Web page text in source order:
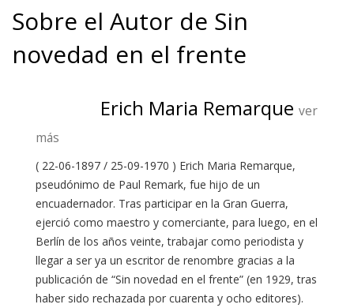
Sobre el Autor de Sin
novedad en el frente
Erich Maria Remarque ver
más
( 22-06-1897 / 25-09-1970 ) Erich Maria Remarque,
pseudónimo de Paul Remark, fue hijo de un
encuadernador. Tras participar en la Gran Guerra,
ejerció como maestro y comerciante, para luego, en el
Berlín de los años veinte, trabajar como periodista y
llegar a ser ya un escritor de renombre gracias a la
publicación de “Sin novedad en el frente” (en 1929, tras
haber sido rechazada por cuarenta y ocho editores).